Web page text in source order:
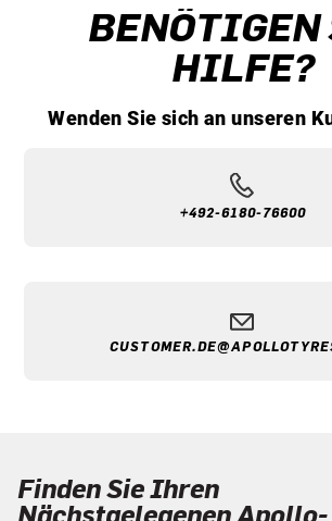
BENÖTIGEN
HILFE?
Wenden Sie sich an unseren
+492-6180-76600
Finden Sie Ihren
Nächstgelegenen Apollo-